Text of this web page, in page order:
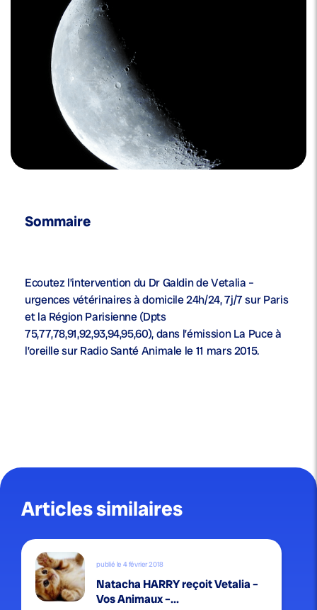
Sommaire
Ecoutez l’intervention du Dr Galdin de Vetalia –
urgences vétérinaires à domicile 24h/24, 7j/7 sur Paris
et la Région Parisienne (Dpts
75,77,78,91,92,93,94,95,60), dans l’émission La Puce à
l’oreille sur Radio Santé Animale le 11 mars 2015.
Articles similaires
publié le 4 février 2018
Natacha HARRY reçoit Vetalia –
Vos Animaux –...